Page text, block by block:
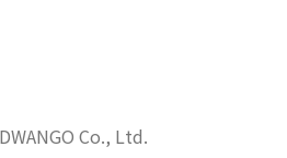
Co., Ltd.